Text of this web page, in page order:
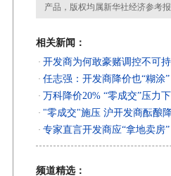
产品，版权均属新华社经济参考
相关新闻：
· 开发商为何敢豪赌调控不可
· 任志强：开发商降价也“糊涂”
· 万科降价20% “零成交”压力
· "零成交"施压 沪开发商酝酿
· 专家直言开发商应“拿地卖房”
频道精选：